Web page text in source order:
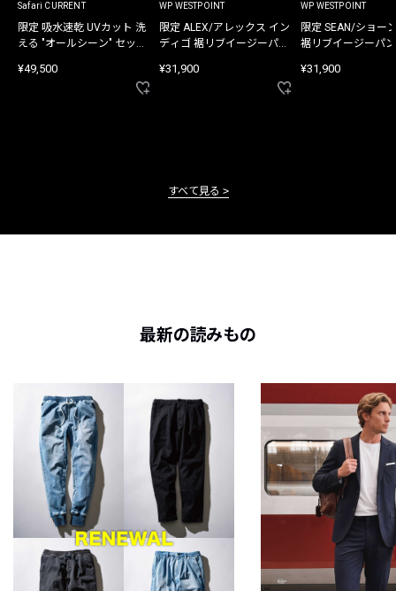
Safari CURRENT
限定 吸水速乾 UVカット 洗
える "オールシーン" セット
¥49,500
WP WESTPOINT
限定 ALEX/アレックス イン
ディゴ 裾リブイージーパン
¥31,900
WP WESTPOINT
限定 SEAN/ショー
裾リブイージーパ
¥31,900
すべて見る
最新の読みもの